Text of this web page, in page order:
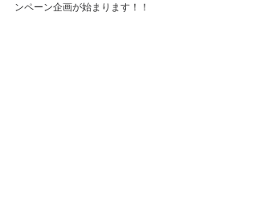
ンペーン企画が始まります！！